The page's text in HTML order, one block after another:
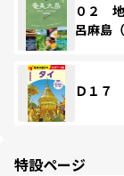
０２
呂麻島
Ｄ１７
特設ページ